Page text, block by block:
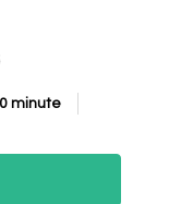
minute